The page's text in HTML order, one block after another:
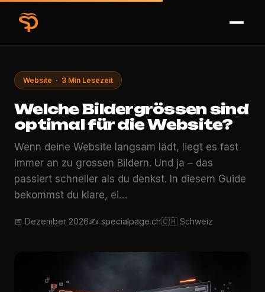
Website · 3 Min Lesezeit
Welche Bildergrössen sind
optimal für die Website?
Wenn deine Website langsam lädt, liegt es fast
immer an zu grossen Bildern. Und ja – das
passiert schneller als du denkst. In diesem Guide
bekommst du klare, ei…
📅 Dezember 2026✍️ specialpage.ch🇨🇭 Schweiz